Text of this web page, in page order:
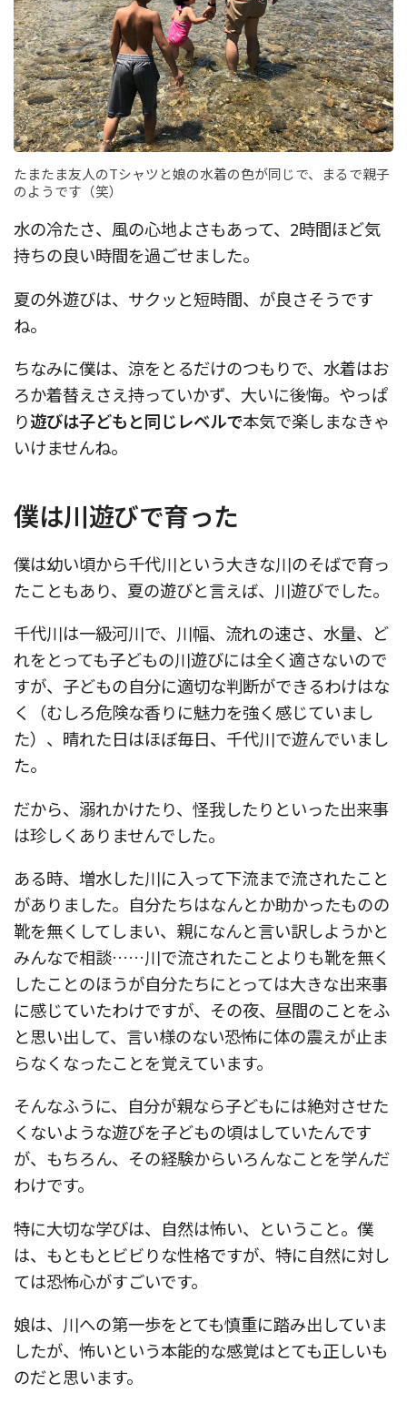
たまたま友人のTシャツと娘の水着の色が同じで、まるで親子
のようです（笑）
水の冷たさ、風の心地よさもあって、2時間ほど気
持ちの良い時間を過ごせました。
夏の外遊びは、サクッと短時間、が良さそうです
ね。
ちなみに僕は、涼をとるだけのつもりで、水着はお
ろか着替えさえ持っていかず、大いに後悔。やっぱ
り遊びは子どもと同じレベルで本気で楽しまなきゃ
いけませんね。
僕は川遊びで育った
僕は幼い頃から千代川という大きな川のそばで育っ
たこともあり、夏の遊びと言えば、川遊びでした。
千代川は一級河川で、川幅、流れの速さ、水量、ど
れをとっても子どもの川遊びには全く適さないので
すが、子どもの自分に適切な判断ができるわけはな
く（むしろ危険な香りに魅力を強く感じていまし
た）、晴れた日はほぼ毎日、千代川で遊んでいまし
た。
だから、溺れかけたり、怪我したりといった出来事
は珍しくありませんでした。
ある時、増水した川に入って下流まで流されたこと
がありました。自分たちはなんとか助かったものの
靴を無くしてしまい、親になんと言い訳しようかと
みんなで相談……川で流されたことよりも靴を無く
したことのほうが自分たちにとっては大きな出来事
に感じていたわけですが、その夜、昼間のことをふ
と思い出して、言い様のない恐怖に体の震えが止ま
らなくなったことを覚えています。
そんなふうに、自分が親なら子どもには絶対させた
くないような遊びを子どもの頃はしていたんです
が、もちろん、その経験からいろんなことを学んだ
わけです。
特に大切な学びは、自然は怖い、ということ。僕
は、もともとビビりな性格ですが、特に自然に対し
ては恐怖心がすごいです。
娘は、川への第一歩をとても慎重に踏み出していま
したが、怖いという本能的な感覚はとても正しいも
のだと思います。